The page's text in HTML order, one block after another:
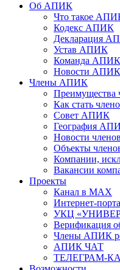
Об АПИК
Что такое
Кодекс АПИК
Декларация
Устав АПИК
Команда АПИК
Новости АПИК
Члены АПИК
Как стать
Совет АПИК
География
Новости
Объекты
Компании,
Вакансии
Проекты
Канал в MAX
Интернет-
УКЦ
Верификация
Члены АПИК
АПИК ЧАТ
ТЕЛЕГРАМ-